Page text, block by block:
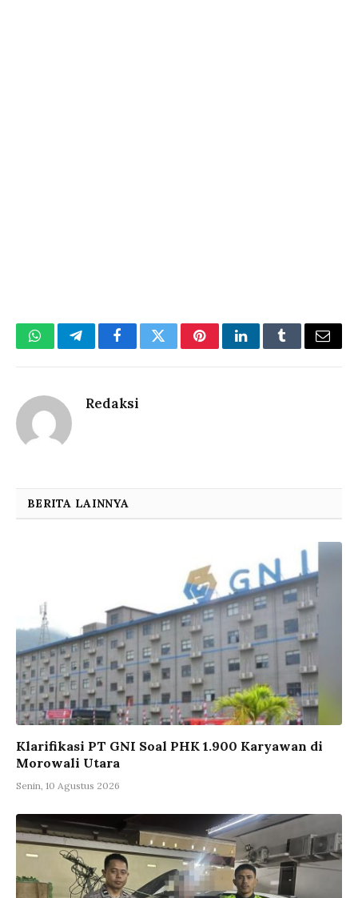
WhatsAppTelegramFacebookTwitterPinterestLinkedInTumblrEmail
Redaksi
BERITA LAINNYA
Klarifikasi PT GNI Soal PHK 1.900 Karyawan di
Morowali Utara
Senin, 10 Agustus 2026